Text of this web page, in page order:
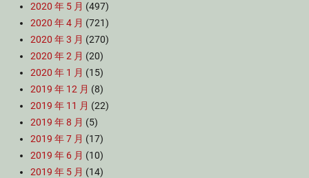
2020 年 5 月 (497)
2020 年 4 月 (721)
2020 年 3 月 (270)
2020 年 2 月 (20)
2020 年 1 月 (15)
2019 年 12 月 (8)
2019 年 11 月 (22)
2019 年 8 月 (5)
2019 年 7 月 (17)
2019 年 6 月 (10)
2019 年 5 月 (14)